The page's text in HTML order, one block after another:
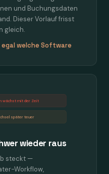
und Buchungsdaten
Dieser Vorlauf frisst
gleich.
welche Software
wächst mit der Zeit
später teuer
wieder raus
steckt —
Workflow,